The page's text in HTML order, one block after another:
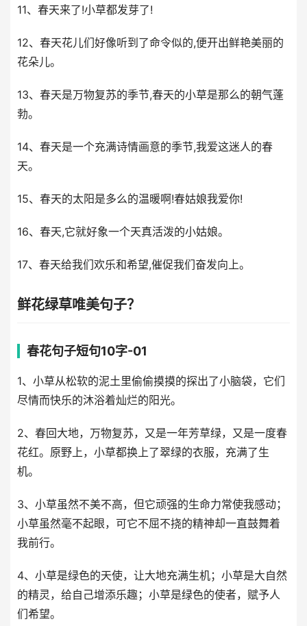
11、春天来了!小草都发芽了!
12、春天花儿们好像听到了命令似的,便开出鲜艳美丽的
花朵儿。
13、春天是万物复苏的季节,春天的小草是那么的朝气蓬
勃。
14、春天是一个充满诗情画意的季节,我爱这迷人的春
天。
15、春天的太阳是多么的温暖啊!春姑娘我爱你!
16、春天,它就好象一个天真活泼的小姑娘。
17、春天给我们欢乐和希望,催促我们奋发向上。
鲜花绿草唯美句子？
春花句子短句10字-01
1、小草从松软的泥土里偷偷摸摸的探出了小脑袋，它们
尽情而快乐的沐浴着灿烂的阳光。
2、春回大地，万物复苏，又是一年芳草绿，又是一度春
花红。原野上，小草都换上了翠绿的衣服，充满了生
机。
3、小草虽然不美不高，但它顽强的生命力常使我感动；
小草虽然毫不起眼，可它不屈不挠的精神却一直鼓舞着
我前行。
4、小草是绿色的天使，让大地充满生机；小草是大自然
的精灵，给自己增添乐趣；小草是绿色的使者，赋予人
们希望。